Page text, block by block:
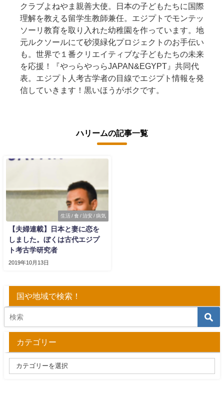
クラブよねやま親善大使。日本の子どもたちに国際
理解を教える留学生教師兼任。エジプトでモンテッ
ソーリ教育を取り入れた幼稚園を作っています。地
元ルクソールにて砂漠緑化プロジェクトのお手伝い
も。世界で１番クリエイティブな子どもたちの未来
を応援！『やっらやっらJAPAN&EGYPT』共同代
表。エジプト人考古学者の目線でエジプト情報を発
信していきます！黒いほうがボクです。
ハリームの記事一覧
生活 / 食 / 治安 / 病気
【夫婦連載】日本と妻に恋を
しました。ぼくは古代エジプ
ト考古学研究者
2019年10月13日
国や地域で検索！
カテゴリー